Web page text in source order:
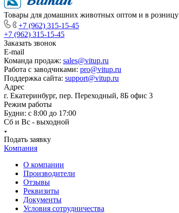
Товары для домашних животных оптом и в розницу
+7 (962) 315-15-45
+7 (962) 315-15-45
Заказать звонок
E-mail
Команда продаж: sales@vitup.ru
Работа с заводчиками: pro@vitup.ru
Поддержка сайта: support@vitup.ru
Адрес
г. Екатеринбург, пер. Переходный, 8Б офис 3
Режим работы
Будни: с 8:00 до 17:00
Сб и Вс - выходной
Подать заявку
Компания
О компании
Производители
Отзывы
Реквизиты
Документы
Условия сотрудничества